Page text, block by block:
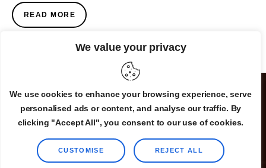
We value your privacy
We use cookies to enhance your browsing experience, serve
personalised ads or content, and analyse our traffic. By
clicking "Accept All", you consent to our use of cookies.
CUSTOMISE REJECT ALL
READ MORE